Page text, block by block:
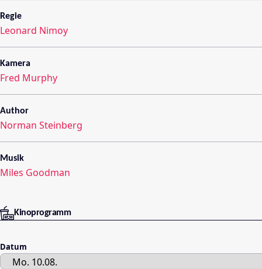
Regie
Leonard Nimoy
Kamera
Fred Murphy
Author
Norman Steinberg
Musik
Miles Goodman
Kinoprogramm
Datum